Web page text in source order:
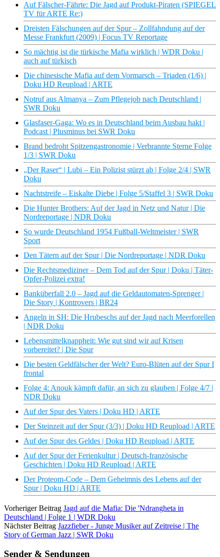
Auf Fälscher-Fährte: Die Jagd auf Produkt-Piraten (SPIEGEL
TV für ARTE Re:)
Dreisten Fälschungen auf der Spur – Zollfahndung auf der
Messe Frankfurt (2009) | Focus TV Reportage
So mächtig ist die türkische Mafia wirklich | WDR Doku |
auch auf türkisch
Die chinesische Mafia auf dem Vormarsch – Triaden (1/6) |
Doku HD Reupload | ARTE
Notruf aus Almanya – Zum Pflegejob nach Deutschland |
SWR Doku
Glasfaser-Gaga: Wo es in Deutschland beim Ausbau hakt |
Podcast | Plusminus bei SWR Doku
Brand bedroht Spitzengastronomie | Verbrannte Sterne Folge
1/3 | SWR Doku
„Der Raser“ | Lubi – Ein Polizist stürzt ab | Folge 2/4 | SWR
Doku
Nachtstreife – Eiskalte Diebe | Folge 5/Staffel 3 | SWR Doku
Die Hunter Brothers: Auf der Jagd in Netz und Natur | Die
Nordreportage | NDR Doku
So wurde Deutschland 1954 Fußball-Weltmeister | SWR
Sport
Den Tätern auf der Spur | Die Nordreportage | NDR Doku
Die Rechtsmediziner – Dem Tod auf der Spur | Doku | Täter-
Opfer-Polizei extra!
Banküberfall 2.0 – Jagd auf die Geldautomaten-Sprenger |
Die Story | Kontrovers | BR24
Angeln in SH: Die Hrubeschs auf der Jagd nach Meerforellen
| NDR Doku
Lebensmittelknappheit: Wie gut sind wir auf Krisen
vorbereitet? | Die Spur
Die besten Geldfälscher der Welt? Euro-Blüten auf der Spur I
frontal
Folge 4: Anouk kämpft dafür, an sich zu glauben | Folge 4/7 |
NDR Doku
Auf der Spur des Vaters | Doku HD | ARTE
Der Steinzeit auf der Spur (3/3) | Doku HD Reupload | ARTE
Auf der Spur des Geldes | Doku HD Reupload | ARTE
Auf der Spur der Ferienkultur | Deutsch-französische
Geschichten | Doku HD Reupload | ARTE
Der Proteom-Code – Dem Geheimnis des Lebens auf der
Spur | Doku HD | ARTE
Vorheriger Beitrag Jagd auf die Mafia: Die 'Ndrangheta in
Deutschland | Folge 1 | WDR Doku
Nächster Beitrag Jazzfieber - Junge Musiker auf Zeitreise | The
Story of German Jazz | SWR Doku
Sender & Sendungen